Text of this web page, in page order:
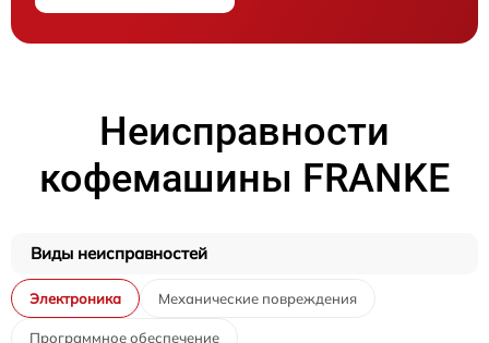
Неисправности
кофемашины FRANKE
Виды неисправностей
Электроника Механические повреждения
Программное обеспечение